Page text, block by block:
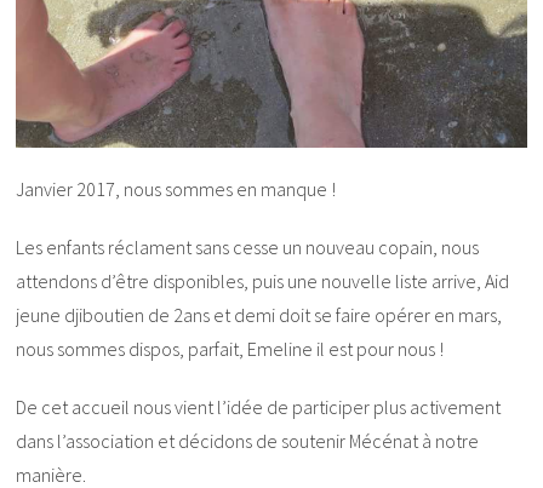
Janvier 2017, nous sommes en manque !
Les enfants réclament sans cesse un nouveau copain, nous
attendons d’être disponibles, puis une nouvelle liste arrive, Aid
jeune djiboutien de 2ans et demi doit se faire opérer en mars,
nous sommes dispos, parfait, Emeline il est pour nous !
De cet accueil nous vient l’idée de participer plus activement
dans l’association et décidons de soutenir Mécénat à notre
manière.